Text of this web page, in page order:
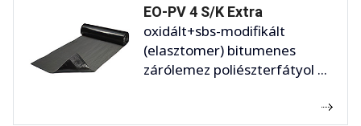
EO-PV 4 S/K Extra
oxidált+sbs-modifikált
(elasztomer) bitumenes
zárólemez poliészterfátyol ...